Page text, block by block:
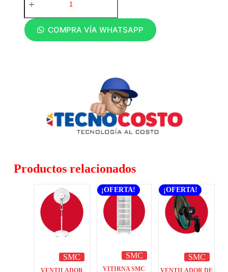
COMPRA VÍA WHATSAPP
Productos relacionados
SMC
VENTILADOR
¡OFERTA!
SMC
VITIRNA SMC
¡OFERTA!
SMC
VENTILADOR DE